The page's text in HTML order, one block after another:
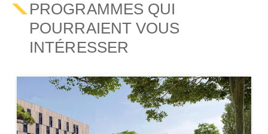
PROGRAMMES QUI
POURRAIENT VOUS
INTÉRESSER